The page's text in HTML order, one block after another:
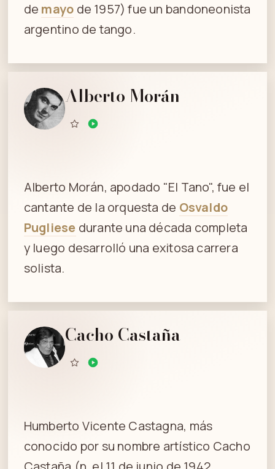
de mayo de 1957) fue un bandoneonista
argentino de tango.
Alberto Morán
Alberto Morán, apodado "El Tano", fue el
cantante de la orquesta de Osvaldo
Pugliese durante una década completa
y luego desarrolló una exitosa carrera
solista.
Cacho Castaña
Humberto Vicente Castagna, más
conocido por su nombre artístico Cacho